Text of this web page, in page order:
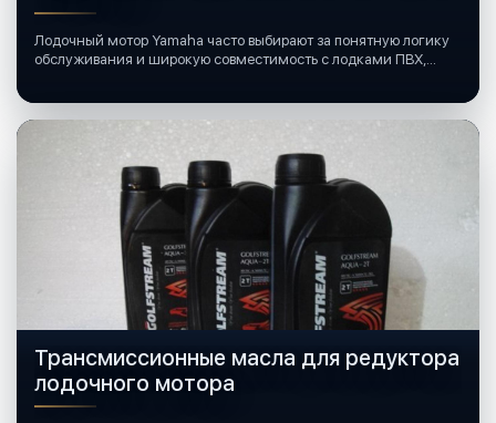
Лодочный мотор Yamaha часто выбирают за понятную логику
обслуживания и широкую совместимость с лодками ПВХ,
Трансмиссионные масла для редуктора
лодочного мотора